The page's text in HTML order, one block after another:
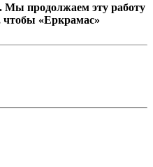
Мы продолжаем эту работу
чтобы «Еркрамас»